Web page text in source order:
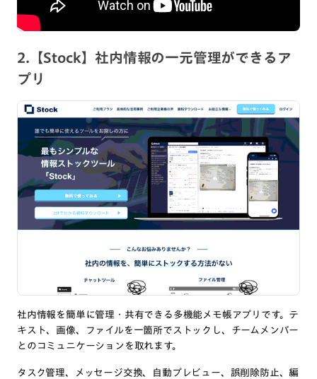
2.【Stock】社内情報の一元管理ができるア
プリ
社内情報を簡単に管理・共有できる多機能メモ帳アプリです。テ
キスト、画像、ファイルを一箇所でストックし、チームメンバー
とのコミュニケーションを取れます。
タスク管理、メッセージ交換、自動プレビュー、誤削除防止、編